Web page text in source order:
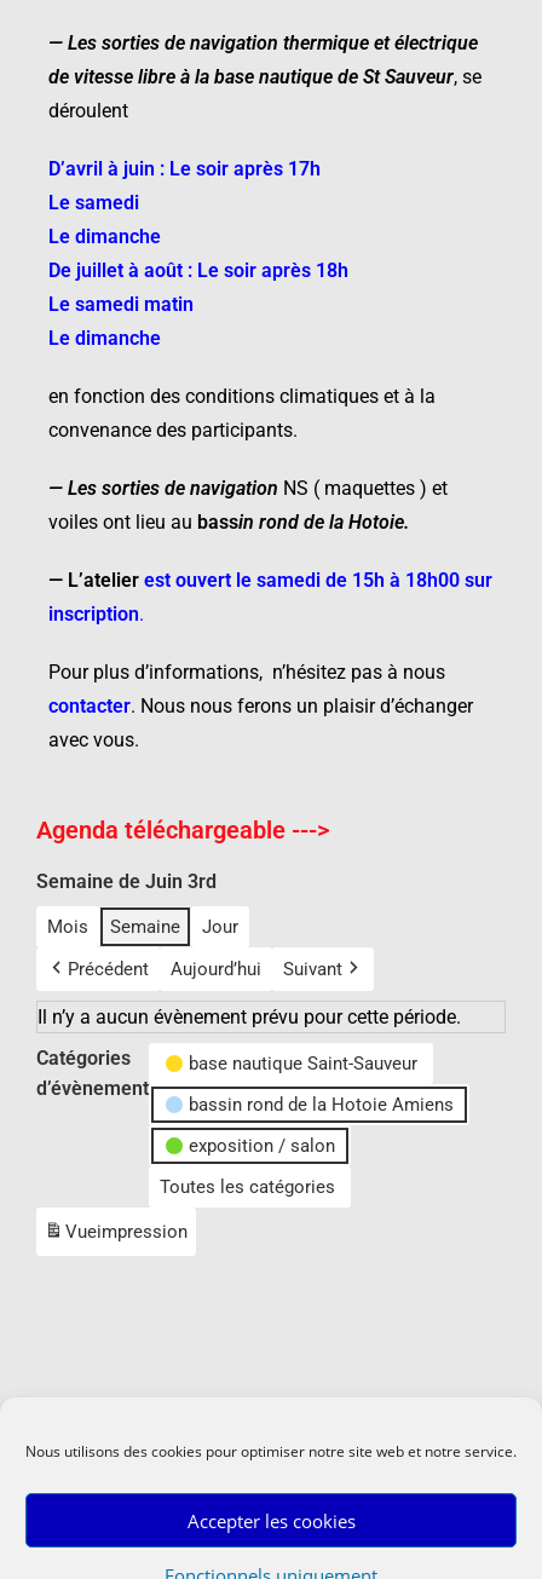
Nous utilisons des cookies pour optimiser notre site web et notre service.
Accepter les cookies
— Les sorties de navigation thermique et électrique
de vitesse libre à la base nautique de St Sauveur, se
déroulent
D’avril à juin : Le soir après 17h
Le samedi
Le dimanche
De juillet à août : Le soir après 18h
Le samedi matin
Le dimanche
en fonction des conditions climatiques et à la
convenance des participants.
— Les sorties de navigation NS ( maquettes ) et
voiles ont lieu au bassin rond de la Hotoie.
— L’atelier est ouvert le samedi de 15h à 18h00 sur
inscription.
Pour plus d’informations, n’hésitez pas à nous
contacter. Nous nous ferons un plaisir d’échanger
avec vous.
Agenda téléchargeable --->
Semaine de Juin 3rd
Mois Semaine
Jour
Précédent
Aujourd’hui Suivant
Il n’y a aucun évènement prévu pour cette période.
Catégories
d’évènement
base nautique Saint-Sauveur
bassin rond de la Hotoie Amiens
exposition / salon
Toutes les catégories
Vueimpression